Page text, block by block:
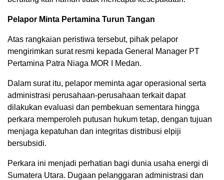
Pelapor Minta Pertamina Turun Tangan
Atas rangkaian peristiwa tersebut, pihak pelapor
mengirimkan surat resmi kepada General Manager PT
Pertamina Patra Niaga MOR I Medan.
Dalam surat itu, pelapor meminta agar operasional serta
administrasi perusahaan-perusahaan terkait dapat
dilakukan evaluasi dan pembekuan sementara hingga
perkara memperoleh putusan hukum tetap, dengan tujuan
menjaga kepatuhan dan integritas distribusi elpiji
bersubsidi.
Perkara ini menjadi perhatian bagi dunia usaha energi di
Sumatera Utara. Dugaan pelanggaran administrasi dan